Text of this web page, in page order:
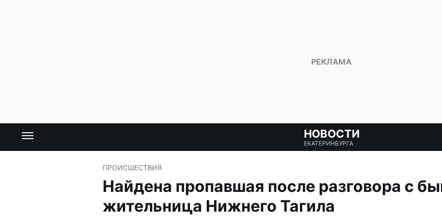
НОВОСТИ
ЕКАТЕРИНБУРГА
ПРОИСШЕСТВИЯ
Найдена пропавшая после разговора с
жительница Нижнего Тагила